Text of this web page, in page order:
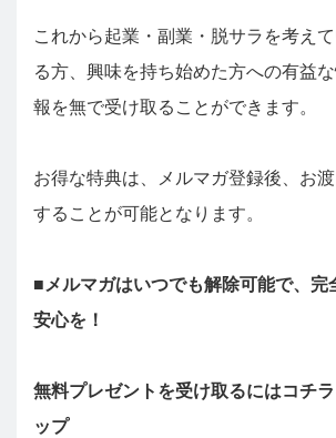
これから起業・副業・脱サラを考え
る方、興味を持ち始めた方への有益
報を無で受け取ることができます。
お得な特典は、メルマガ登録後、お渡
することが可能となります。
■メルマガはいつでも解除可能で、完
安心を！
無料プレゼントを受け取るにはコチ
ップ